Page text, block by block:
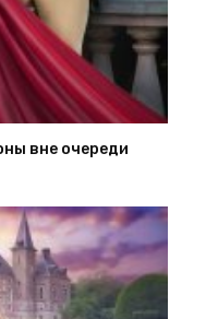
вне очереди